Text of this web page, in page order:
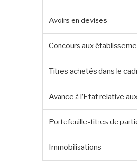
Avoirs en devises
Concours aux
Titres achetés dans le
Avance à l’Etat relative
Portefeuille-titres de
Immobilisations